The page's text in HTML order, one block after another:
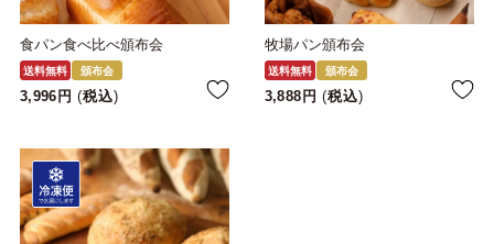
食パン食べ比べ頒布会
送料無料 頒布会
3,996 税込
牧場パン頒布会
送料無料 頒布会
3,888 税込